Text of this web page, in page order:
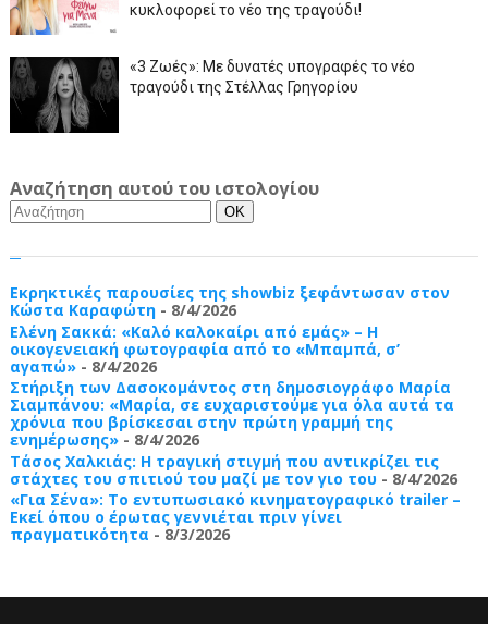
κυκλοφορεί το νέο της τραγούδι!
«3 Ζωές»: Με δυνατές υπογραφές το νέο
τραγούδι της Στέλλας Γρηγορίου
Αναζήτηση αυτού του ιστολογίου
Εκρηκτικές παρουσίες της showbiz ξεφάντωσαν στον
Κώστα Καραφώτη- 8/4/2026
Ελένη Σακκά: «Καλό καλοκαίρι από εμάς» – Η
οικογενειακή φωτογραφία από το «Μπαμπά, σ’
αγαπώ»- 8/4/2026
Στήριξη των Δασοκομάντος στη δημοσιογράφο Μαρία
Σιαμπάνου: «Μαρία, σε ευχαριστούμε για όλα αυτά τα
χρόνια που βρίσκεσαι στην πρώτη γραμμή της
ενημέρωσης»- 8/4/2026
Τάσος Χαλκιάς: Η τραγική στιγμή που αντικρίζει τις
στάχτες του σπιτιού του μαζί με τον γιο του- 8/4/2026
«Για Σένα»: Το εντυπωσιακό κινηματογραφικό trailer –
Εκεί όπου ο έρωτας γεννιέται πριν γίνει
πραγματικότητα - 8/3/2026